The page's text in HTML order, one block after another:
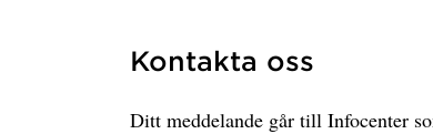
Kontakta oss
Ditt meddelande går till Infocenter